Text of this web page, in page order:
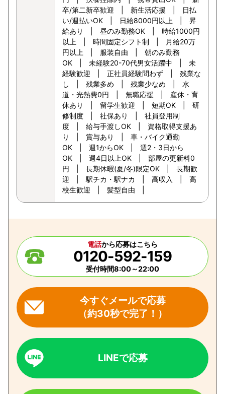
卒/第二新卒歓迎 | 新生活応援 | 日払
い/週払いOK | 日給8000円以上 | 昇
給あり | 昼のみ勤務OK | 時給1000円
以上 | 時間固定シフト制 | 月給20万
円以上 | 服装自由 | 朝のみ勤務
OK | 未経験20-70代男女活躍中 | 未
経験歓迎 | 正社員経験問わず | 残業な
し | 残業多め | 残業少なめ | 水
道・光熱費0円 | 無職応援 | 産休・育
休あり | 留学生歓迎 | 短期OK | 研
修制度 | 社保あり | 社員登用制
度 | 給与手渡しOK | 資格取得支援あ
り | 賞与あり | 車・バイク通勤
OK | 週1からOK | 週2・3日から
OK | 週4日以上OK | 部屋の更新料0
円 | 長期休暇(夏/冬)限定OK | 長期歓
迎 | 駅チカ・駅ナカ | 高収入 | 高
校生歓迎 | 髪型自由 |
電話から応募はこちら
0120-592-159
受付時間8:00～22:00
今すぐメールで応募
（約30秒で完了！）
LINEで応募